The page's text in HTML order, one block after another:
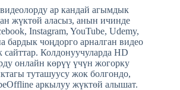
ар кандай агымдык
жүктөй аласыз, анын ичинде
Instagram, YouTube, Udemy,
бардык чоңдорго арналган видео
Колдонуучуларда HD
онлайн көрүү үчүн жогорку
туташуусу жок болгондо,
аркылуу жүктөй алышат.